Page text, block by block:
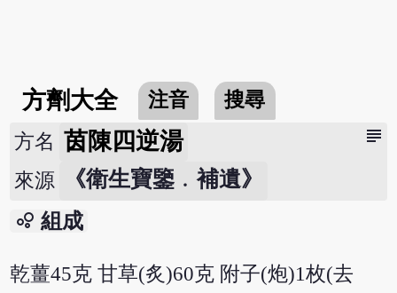
方劑大全 注音 搜尋
subject
方名 茵陳四逆湯
來源 《衛生寶鑒﹒補遺》
bubble_chart 組成
乾薑45克 甘草(炙)60克 附子(炮)1枚(去